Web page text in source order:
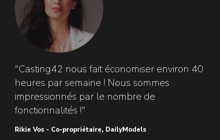
"Casting42 nous fait économiser environ 40
heures par semaine ! Nous sommes
impressionnés par le nombre de
fonctionnalités !"
Rikie Vos - Co-propriétaire, DailyModels